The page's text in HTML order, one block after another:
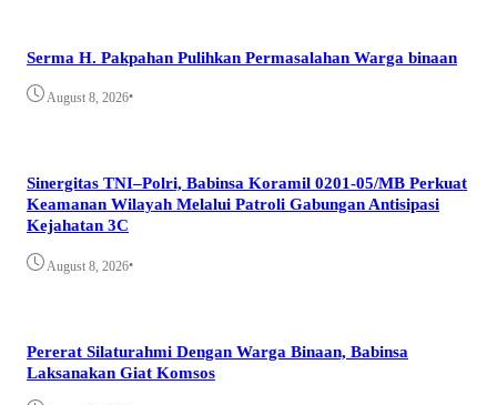
Serma H. Pakpahan Pulihkan Permasalahan Warga binaan
August 8, 2026•
Sinergitas TNI–Polri, Babinsa Koramil 0201-05/MB Perkuat
Keamanan Wilayah Melalui Patroli Gabungan Antisipasi
Kejahatan 3C
August 8, 2026•
Pererat Silaturahmi Dengan Warga Binaan, Babinsa
Laksanakan Giat Komsos